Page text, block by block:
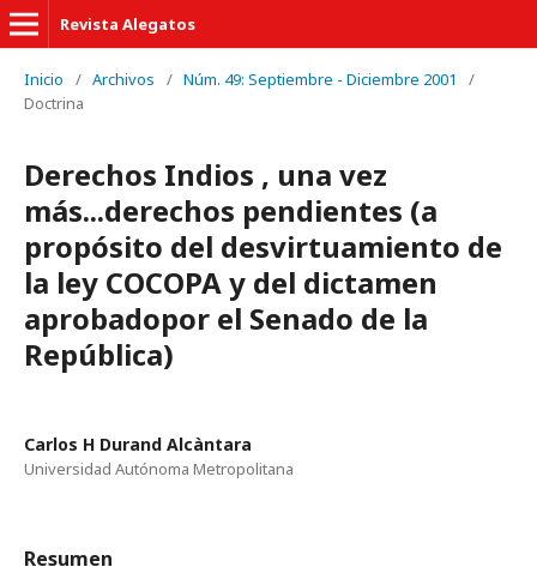
Revista Alegatos
Inicio / Archivos / Núm. 49: Septiembre - Diciembre 2001
/
Doctrina
Derechos Indios , una vez
más...derechos pendientes (a
propósito del desvirtuamiento de
la ley COCOPA y del dictamen
aprobadopor el Senado de la
República)
Carlos H Durand Alcàntara
Universidad Autónoma Metropolitana
Resumen